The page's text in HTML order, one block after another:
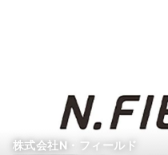
気になる
株式会社N・フィールド